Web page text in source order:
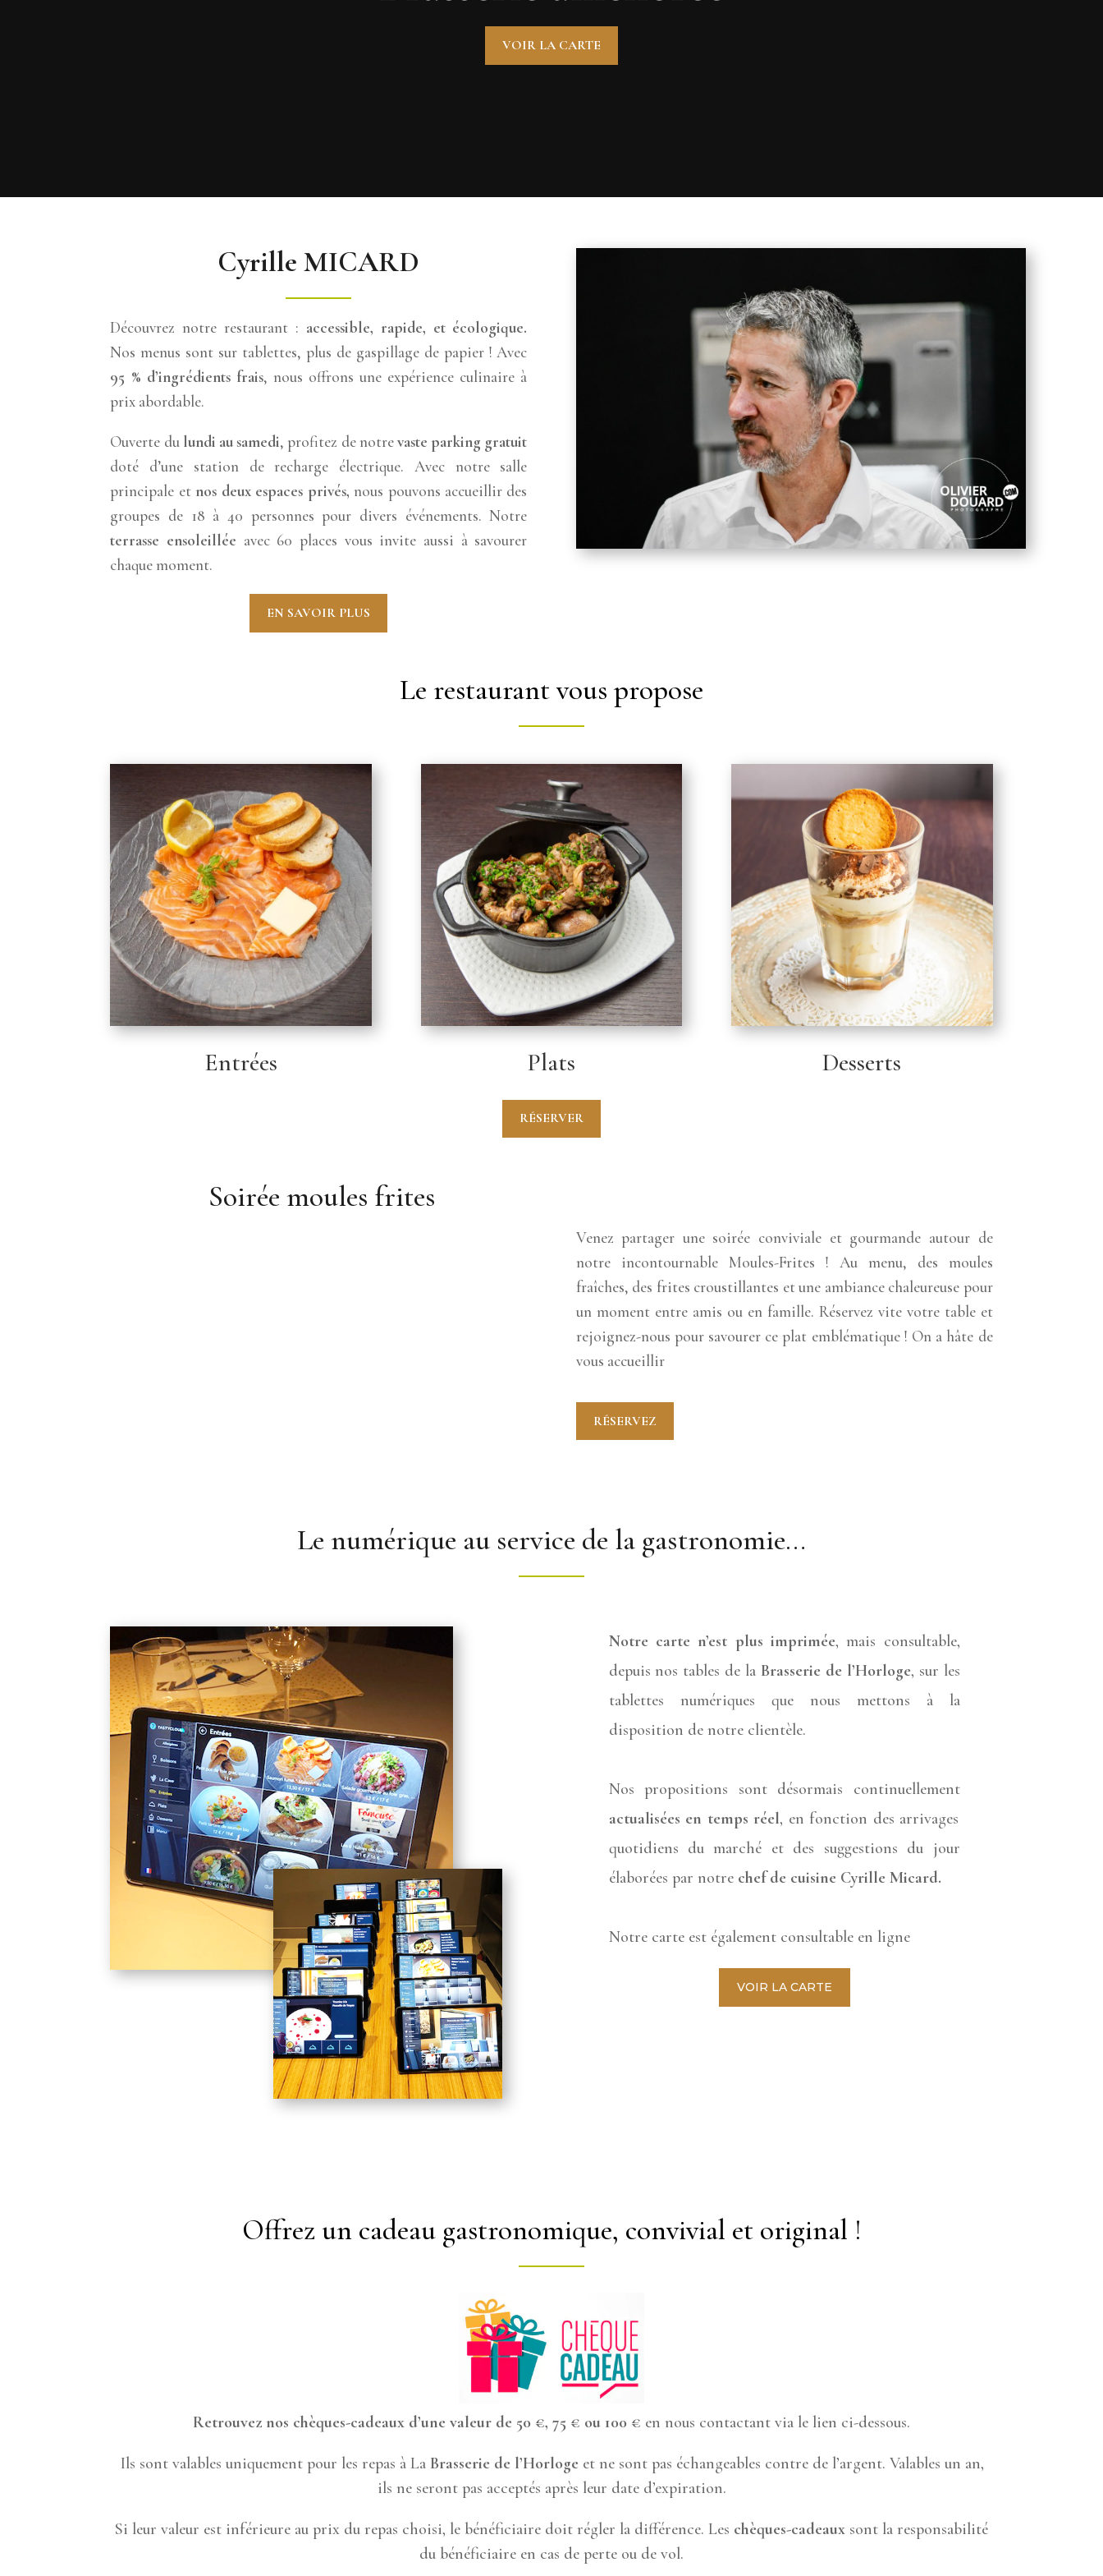
VOIR LA CARTE
Cyrille MICARD
Découvrez notre restaurant : accessible, rapide, et écologique.
Nos menus sont sur tablettes, plus de gaspillage de papier ! Avec
95 % d’ingrédients frais, nous offrons une expérience culinaire à
prix abordable.
Ouverte dulundi au samedi, profitez de notrevaste parking gratuit
doté d’une station de recharge électrique. Avec notre salle
principale et nos deux espaces privés, nous pouvons accueillir des
groupes de 18 à 40 personnes pour divers événements. Notre
terrasse ensoleillée avec 60 places vous invite aussi à savourer
chaque moment.
EN SAVOIR PLUS
Le restaurant vous propose
Entrées Plats
RÉSERVER
Desserts
Soirée moules frites
Venez partager une soirée conviviale et gourmande autour de
notre incontournable Moules-Frites ! Au menu, des moules
fraîches, des frites croustillantes et une ambiance chaleureuse pour
un moment entre amis ou en famille. Réservez vite votre table et
rejoignez-nous pour savourer ce plat emblématique ! On a hâte de
vous accueillir
RÉSERVEZ
Le numérique au service de la gastronomie…
Notre carte n’est plus imprimée,mais consultable,
depuis nos tables de la Brasserie de l’Horloge, sur les
tablettes numériques que nous mettons à la
disposition de notre clientèle.
Nos propositions sont désormais continuellement
actualisées en temps réel, en fonction des arrivages
quotidiens du marché et des suggestions du jour
élaborées par notre chef de cuisine Cyrille Micard.
Notre carte est également consultable en ligne
VOIR LA CARTE
Offrez un cadeau gastronomique, convivial et original !
Retrouvez nos chèques-cadeaux d’une valeur de 50 €, 75 € ou 100 € en nous contactant via le lien ci-dessous.
Ils sont valables uniquement pour les repas à La Brasserie de l’Horloge et ne sont pas échangeables contre de l’argent. Valables un an,
ils ne seront pas acceptés après leur date d’expiration.
Si leur valeur est inférieure au prix du repas choisi, le bénéficiaire doit régler la différence. Les chèques-cadeaux sont la responsabilité
du bénéficiaire en cas de perte ou de vol.